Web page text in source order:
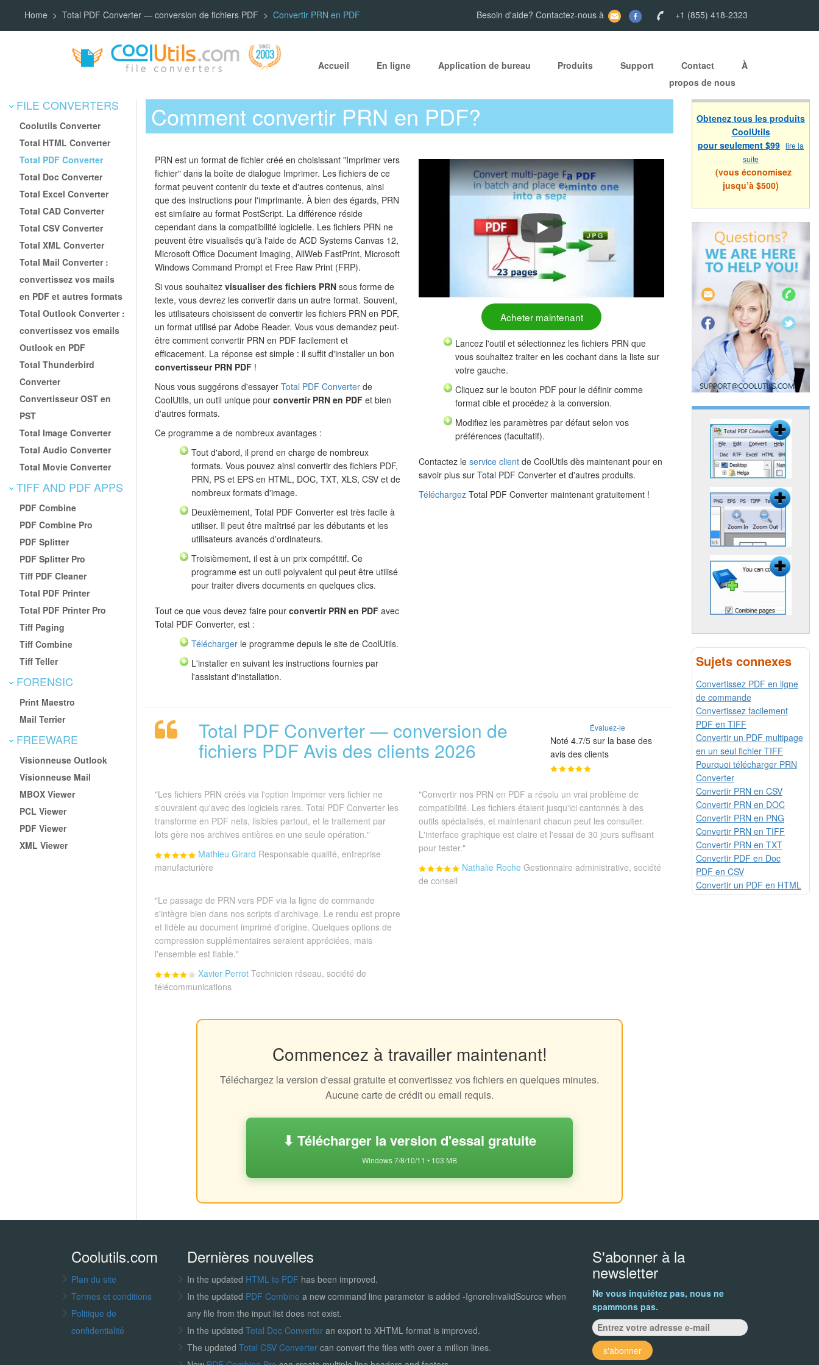
Home Total PDF Converter — conversion de fichiers PDF Convertir PRN en PDF Besoin d'aide? Contactez-nous à +1 (855) 418-2323
Accueil En ligne Application de bureau Produits Support Contact
À
propos de nous
FILE CONVERTERS
Coolutils Converter
Total HTML Converter
Total PDF Converter
Total Doc Converter
Total Excel Converter
Total CAD Converter
Total CSV Converter
Total XML Converter
Total Mail Converter :
convertissez vos mails
en PDF et autres formats
Total Outlook Converter :
convertissez vos emails
Outlook en PDF
Total Thunderbird
Converter
Convertisseur OST en
PST
Total Image Converter
Total Audio Converter
Total Movie Converter
TIFF AND PDF APPS
PDF Combine
PDF Combine Pro
PDF Splitter
PDF Splitter Pro
Tiff PDF Cleaner
Total PDF Printer
Total PDF Printer Pro
Tiff Paging
Tiff Combine
Tiff Teller
FORENSIC
Print Maestro
Mail Terrier
FREEWARE
Visionneuse Outlook
Visionneuse Mail
MBOX Viewer
PCL Viewer
PDF Viewer
XML Viewer
Comment convertir PRN en PDF?
PRN est un format de fichier créé en choisissant "Imprimer vers
fichier" dans la boîte de dialogue Imprimer. Les fichiers de ce
format peuvent contenir du texte et d'autres contenus, ainsi
que des instructions pour l'imprimante. À bien des égards, PRN
est similaire au format PostScript. La différence réside
cependant dans la compatibilité logicielle. Les fichiers PRN ne
peuvent être visualisés qu'à l'aide de ACD Systems Canvas 12,
Microsoft Office Document Imaging, AllWeb FastPrint, Microsoft
Windows Command Prompt et Free Raw Print (FRP).
Si vous souhaitez visualiser des fichiers PRN sous forme de
texte, vous devrez les convertir dans un autre format. Souvent,
les utilisateurs choisissent de convertir les fichiers PRN en PDF,
un format utilisé par Adobe Reader. Vous vous demandez peut-
être comment convertir PRN en PDF facilement et
efficacement. La réponse est simple : il suffit d'installer un bon
convertisseur PRN PDF !
Nous vous suggérons d'essayer Total PDF Converter de
CoolUtils, un outil unique pour convertir PRN en PDF et bien
d'autres formats.
Ce programme a de nombreux avantages :
Tout d'abord, il prend en charge de nombreux
formats. Vous pouvez ainsi convertir des fichiers PDF,
PRN, PS et EPS en HTML, DOC, TXT, XLS, CSV et de
nombreux formats d'image.
Deuxièmement, Total PDF Converter est très facile à
utiliser. Il peut être maîtrisé par les débutants et les
utilisateurs avancés d'ordinateurs.
Troisièmement, il est à un prix compétitif. Ce
programme est un outil polyvalent qui peut être utilisé
pour traiter divers documents en quelques clics.
Tout ce que vous devez faire pour convertir PRN en PDF avec
Total PDF Converter, est :
Télécharger le programme depuis le site de CoolUtils.
L'installer en suivant les instructions fournies par
l'assistant d'installation.
Comment convertir PDF en DOC, TIFF, JPEG, XLS, etc.
Acheter maintenant
Lancez l'outil et sélectionnez les fichiers PRN que
vous souhaitez traiter en les cochant dans la liste sur
votre gauche.
Cliquez sur le bouton PDF pour le définir comme
format cible et procédez à la conversion.
Modifiez les paramètres par défaut selon vos
préférences (facultatif).
Contactez le service client de CoolUtils dès maintenant pour en
savoir plus sur Total PDF Converter et d'autres produits.
Téléchargez Total PDF Converter maintenant gratuitement !
Total PDF Converter — conversion de
fichiers PDF Avis des clients 2026
Évaluez-le
Noté 4.7/5 sur la base des
avis des clients
"Les fichiers PRN créés via l'option Imprimer vers fichier ne
s'ouvraient qu'avec des logiciels rares. Total PDF Converter les
transforme en PDF nets, lisibles partout, et le traitement par
lots gère nos archives entières en une seule opération."
Mathieu Girard Responsable qualité, entreprise
manufacturière
"Convertir nos PRN en PDF a résolu un vrai problème de
compatibilité. Les fichiers étaient jusqu'ici cantonnés à des
outils spécialisés, et maintenant chacun peut les consulter.
L'interface graphique est claire et l'essai de 30 jours suffisant
pour tester."
Nathalie Roche Gestionnaire administrative, société
de conseil
"Le passage de PRN vers PDF via la ligne de commande
s'intègre bien dans nos scripts d'archivage. Le rendu est propre
et fidèle au document imprimé d'origine. Quelques options de
compression supplémentaires seraient appréciées, mais
l'ensemble est fiable."
Xavier Perrot Technicien réseau, société de
télécommunications
Commencez à travailler maintenant!
Téléchargez la version d'essai gratuite et convertissez vos fichiers en quelques minutes.
Aucune carte de crédit ou email requis.
⬇ Télécharger la version d'essai gratuite
Windows 7/8/10/11 • 103 MB
Obtenez tous les produits
CoolUtils
pour seulement $99 lire la
suite
(vous économisez
jusqu’à $500)
Sujets connexes
Convertissez PDF en ligne
de commande
Convertissez facilement
PDF en TIFF
Convertir un PDF multipage
en un seul fichier TIFF
Pourquoi télécharger PRN
Converter
Convertir PRN en CSV
Convertir PRN en DOC
Convertir PRN en PNG
Convertir PRN en TIFF
Convertir PRN en TXT
Convertir PDF en Doc
PDF en CSV
Convertir un PDF en HTML
Coolutils.com
Plan du site
Termes et conditions
Politique de
confidentialité
Dernières nouvelles
In the updated HTML to PDF has been improved.
In the updated PDF Combine a new command line parameter is added -IgnoreInvalidSource when
any file from the input list does not exist.
In the updated Total Doc Converter an export to XHTML format is improved.
The updated Total CSV Converter can convert the files with over a million lines.
S'abonner à la
newsletter
Ne vous inquiétez pas, nous ne
spammons pas.
s'abonner